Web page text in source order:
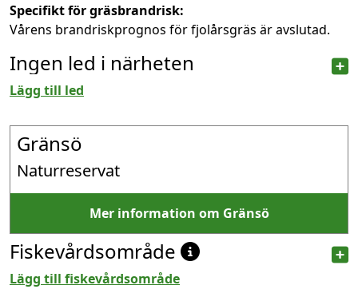
Specifikt för gräsbrandrisk:
Vårens brandriskprognos för fjolårsgräs är avslutad.
Ingen led i närheten
Lägg till led
Gränsö
Naturreservat
Mer information om Gränsö
Fiskevårdsområde
Lägg till fiskevårdsområde